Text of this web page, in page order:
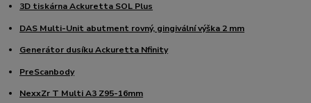
3D tiskárna Ackuretta SOL Plus
DAS Multi-Unit abutment rovný, gingivální výška 2 mm
Generátor dusíku Ackuretta Nfinity
PreScanbody
NexxZr T Multi A3 Z95-16mm